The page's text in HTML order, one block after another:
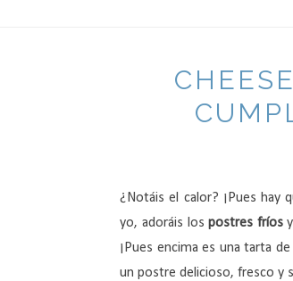
¿Notáis el calor? ¡Pues hay
yo, adoráis lospostres fríosy
¡Pues encima es una tarta
un postre delicioso, fresco y